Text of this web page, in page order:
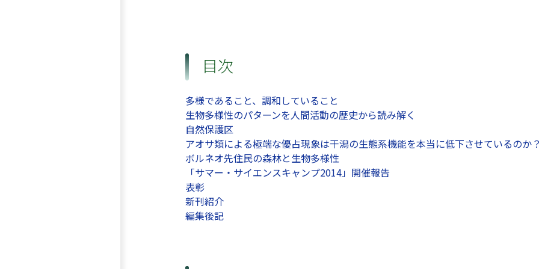
目次
多様であること、調和していること
生物多様性のパターンを人間活動の歴史から読み解く
自然保護区
アオサ類による極端な優占現象は干潟の生態系機能を本当に低下させているのか
ボルネオ先住民の森林と生物多様性
「サマー・サイエンスキャンプ2014」開催報告
表彰
新刊紹介
編集後記